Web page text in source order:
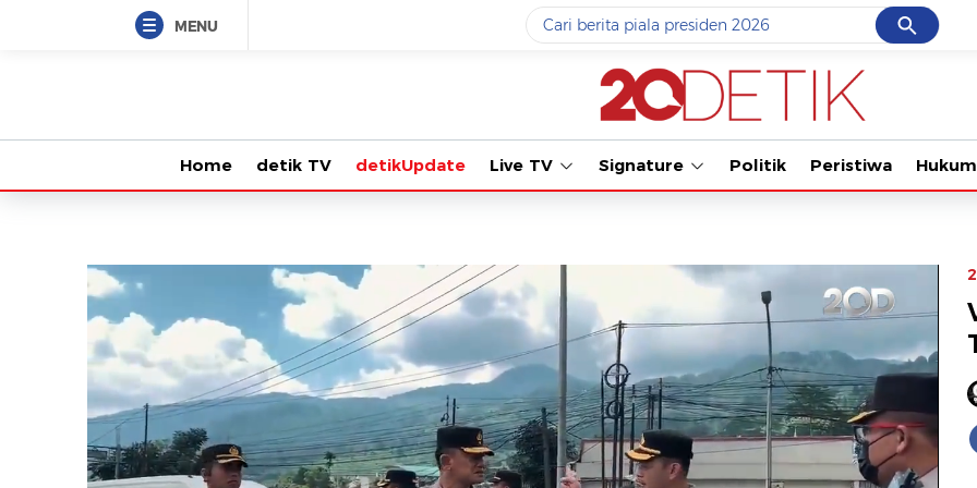
MENU Cancel
Yang sedang ramai dicari
piala presiden 2026
#3gempa hari ini
iran
Promoted
Terakhir yang dicari
Loading...
Home detik TV detikUpdate Live TV Signature Politik Peristiwa Hukum